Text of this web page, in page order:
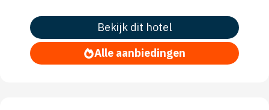
Bekijk dit hotel
Alle aanbiedingen